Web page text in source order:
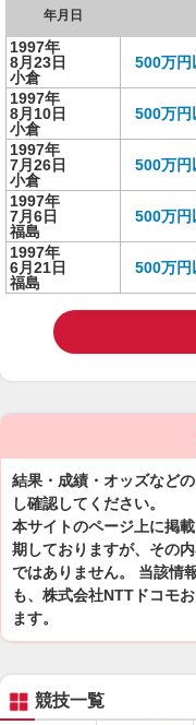
年月日
1997年
8月23日
小倉
500万円
1997年
8月10日
小倉
500万円
1997年
7月26日
小倉
500万円
1997年
7月6日
福島
500万円
1997年
6月21日
福島
500万円
結果・成績・オッズなど
し確認してください。
本サイトのページ上に掲
期しておりますが、その
ではありません。 当該情
も、株式会社NTTドコモ
ます。
競技一覧